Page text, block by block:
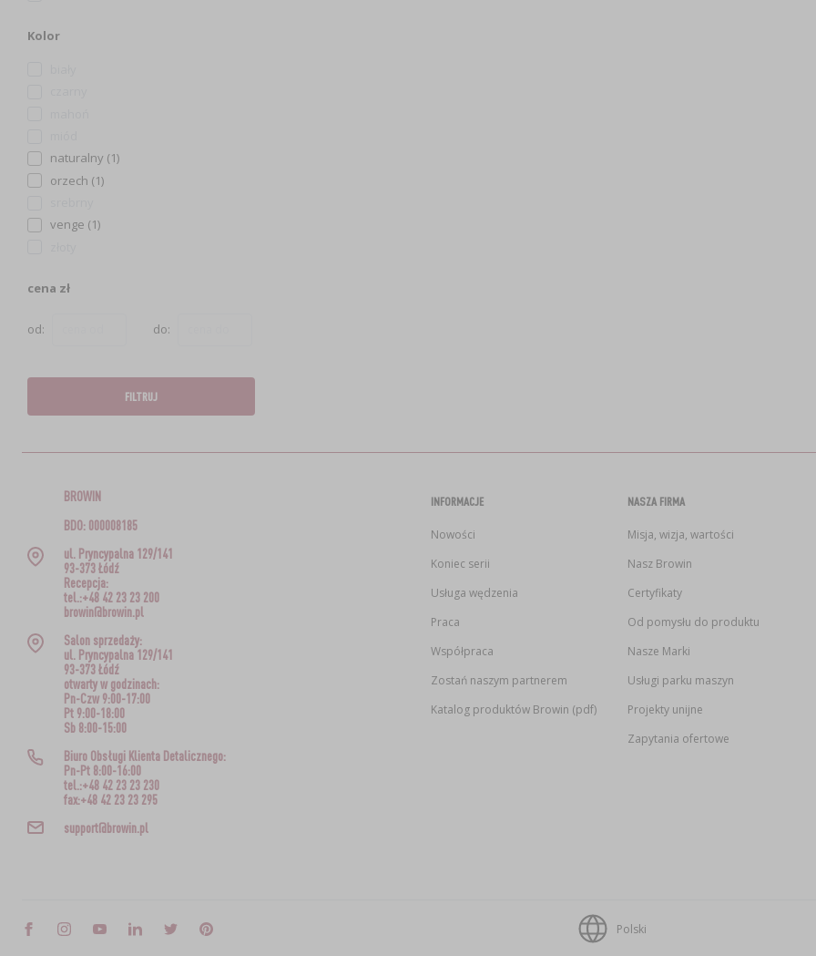
Kolor
naturalny (1)
orzech (1)
venge (1)
cena zł
od: do:
FILTRUJ
BROWIN
BDO: 000008185
ul. Pryncypalna 129/141
93-373 Łódź
Recepcja:
tel.:+48 42 23 23 200
browin@browin.pl
Salon sprzedaży:
ul. Pryncypalna 129/141
93-373 Łódź
otwarty w godzinach:
Pn-Czw 9:00-17:00
Pt 9:00-18:00
Sb 8:00-15:00
Biuro Obsługi Klienta Detalicznego:
Pn-Pt 8:00-16:00
tel.:+48 42 23 23 230
fax:+48 42 23 23 295
support@browin.pl
INFORMACJE
Nowości
Koniec serii
Usługa wędzenia
Praca
Współpraca
Zostań naszym partnerem
Katalog produktów Browin (pdf)
NASZA FIRMA
Misja, wizja, wartości
Nasz Browin
Certyfikaty
Od pomysłu do produktu
Nasze Marki
Usługi parku maszyn
Projekty unijne
Zapytania ofertowe
Polski